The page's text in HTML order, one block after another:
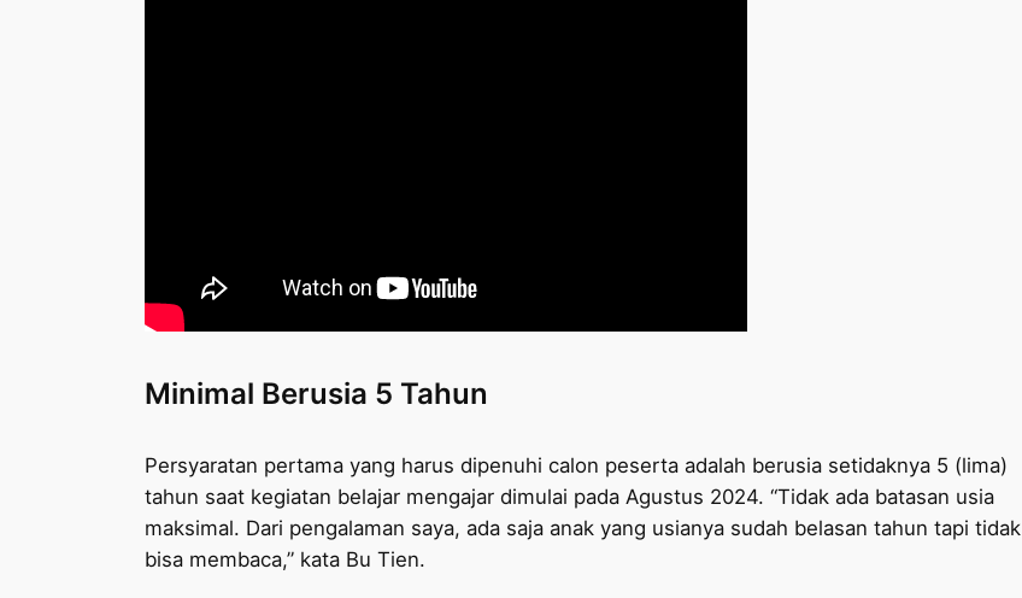
Minimal Berusia 5 Tahun
Persyaratan pertama yang harus dipenuhi calon peserta adalah berusia setidaknya 5 (lima)
tahun saat kegiatan belajar mengajar dimulai pada Agustus 2024. “Tidak ada batasan usia
maksimal. Dari pengalaman saya, ada saja anak yang usianya sudah belasan tahun tapi tidak
bisa membaca,” kata Bu Tien.